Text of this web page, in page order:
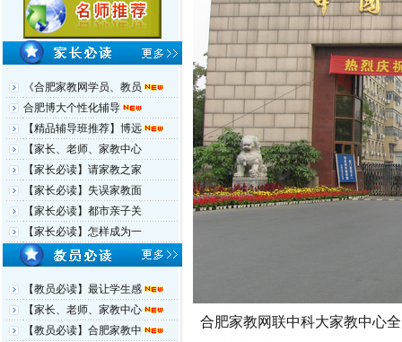
《合肥家教网学员、教员
合肥博大个性化辅导
【精品辅导班推荐】博远
【家长、老师、家教中心
【家长必读】请家教之家
【家长必读】失误家教面
【家长必读】都市亲子关
【家长必读】怎样成为一
【教员必读】最让学生感
【家长、老师、家教中心
【教员必读】合肥家教中
合肥家教网联中科大家教中心